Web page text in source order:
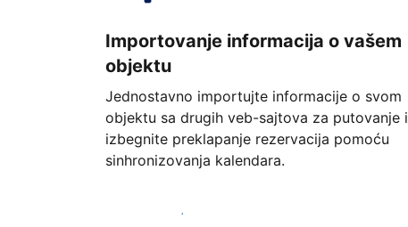
Importovanje informacija o vašem
objektu
Jednostavno importujte informacije o svom
objektu sa drugih veb-sajtova za putovanje i
izbegnite preklapanje rezervacija pomoću
sinhronizovanja kalendara.
Počnite već danas